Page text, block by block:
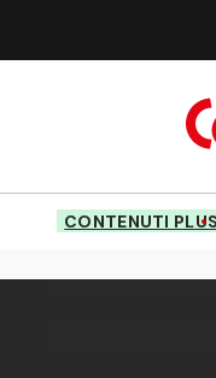
CONTENUTI PLUS